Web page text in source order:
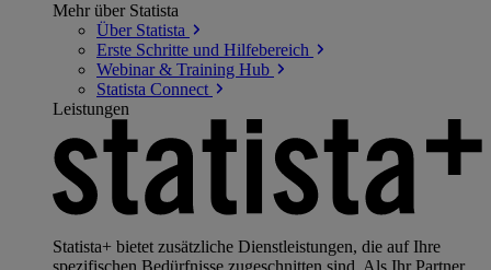
Mehr über Statista
Über Statista
Erste Schritte und Hilfebereich
Webinar & Training Hub
Statista Connect
Leistungen
Statista+ bietet zusätzliche Dienstleistungen, die auf Ihre
spezifischen Bedürfnisse zugeschnitten sind. Als Ihr Partner